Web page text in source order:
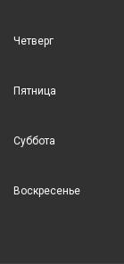
Четверг
Пятница
Суббота
Воскресенье